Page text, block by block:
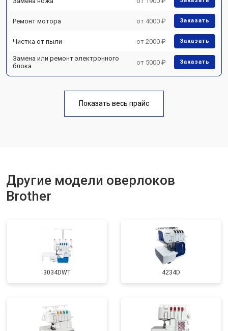
Ремонт мотора от 4000 ₽ Заказать
Чистка от пыли от 2000 ₽ Заказать
Замена или ремонт электронного
блока
от 5000 ₽ Заказать
Показать весь прайс
Другие модели оверлоков
Brother
3034DWT 4234D